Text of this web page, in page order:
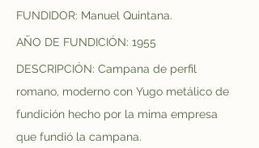
FUNDIDOR: Manuel Quintana.
AÑO DE FUNDICIÓN: 1955
DESCRIPCIÓN: Campana de perfil
romano, moderno con Yugo metálico de
fundición hecho por la mima empresa
que fundió la campana.